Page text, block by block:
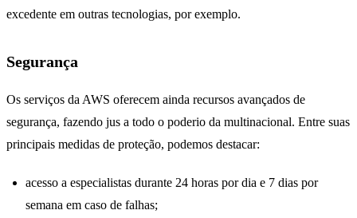
excedente em outras tecnologias, por exemplo.
Segurança
Os serviços da AWS oferecem ainda recursos avançados de
segurança, fazendo jus a todo o poderio da multinacional. Entre suas
principais medidas de proteção, podemos destacar:
acesso a especialistas durante 24 horas por dia e 7 dias por
semana em caso de falhas;